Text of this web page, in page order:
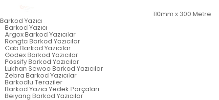
110mm x 300 Metre
Barkod Yazıcı
Barkod Yazıcı
Argox Barkod Yazıcılar
Rongta Barkod Yazıcılar
Cab Barkod Yazıcılar
Godex Barkod Yazıcılar
Possify Barkod Yazıcılar
Lukhan Sewoo Barkod Yazıcılar
Zebra Barkod Yazıcılar
Barkodlu Teraziler
Barkod Yazıcı Yedek Parçaları
Beiyang Barkod Yazıcılar